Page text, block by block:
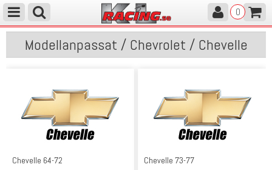
0
Modellanpassat / Chevrolet / Chevelle
Chevelle 64-72 Chevelle 73-77